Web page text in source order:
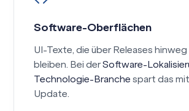
Software-Oberflächen
UI-Texte, die über Releases
bleiben. Bei derSoftware-
Technologie-Branche spart das
Update.